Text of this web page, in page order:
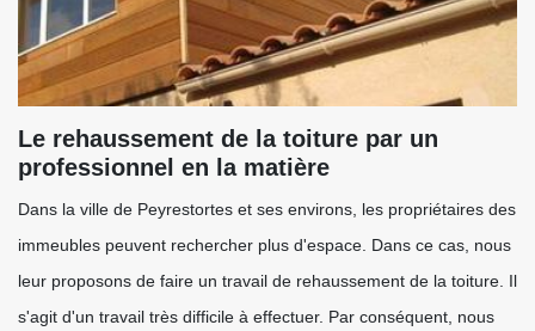
Le rehaussement de la toiture par un
professionnel en la matière
Dans la ville de Peyrestortes et ses environs, les propriétaires des
immeubles peuvent rechercher plus d'espace. Dans ce cas, nous
leur proposons de faire un travail de rehaussement de la toiture. Il
s'agit d'un travail très difficile à effectuer. Par conséquent, nous